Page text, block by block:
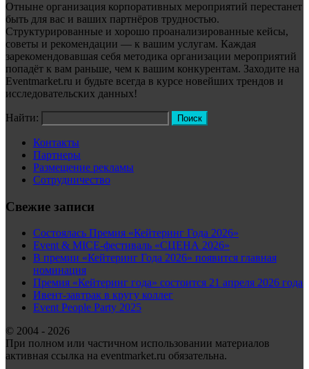
Отныне организация корпоративных мероприятий перестанет
быть для вас и ваших партнёров трудностью.
Структурированные и хорошо проанализированные кейсы,
советы и рекомендации — к вашим услугам. Каждая
зарекомендовавшая себя методика организации мероприятий
попадёт к вам раньше, чем к вашим конкурентам. Заходите на
Eventmarket.ru и будьте всегда в курсе новейших трендов и
исследовательских данных!
Найти:
Контакты
Партнеры
Размещение рекламы
Сотрудничество
Свежие записи
Состоялась Премия «Кейтеринг Года 2026»
Event & MICE-фестиваль «СЦЕНА 2026»
В премии «Кейтеринг Года 2026» появится главная
номинация
Премия «Кейтеринг года» состоится 21 апреля 2026 года
Ивент-завтрак в кругу коллег
Event People Party 2025
© 2004 - 2026
При полном или частичном использовании материалов
активная ссылка на eventmarket.ru обязательна.